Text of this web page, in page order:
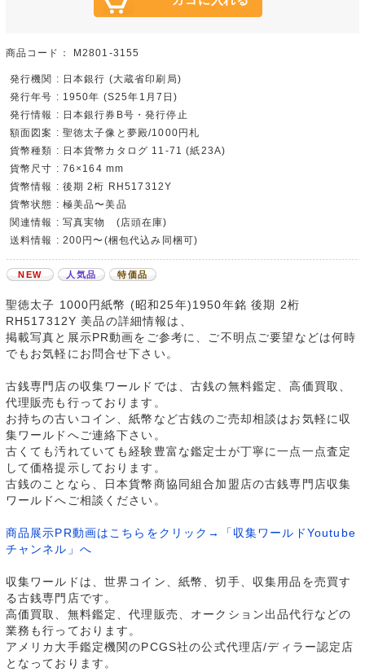
商品コード： M2801-3155
発行機関 : 日本銀行 (大蔵省印刷局)
発行年号 : 1950年 (S25年1月7日)
発行情報 : 日本銀行券B号・発行停止
額面図案 : 聖徳太子像と夢殿/1000円札
貨幣種類 : 日本貨幣カタログ 11-71 (紙23A)
貨幣尺寸 : 76×164 mm
貨幣情報 : 後期 2桁 RH517312Y
貨幣状態 : 極美品〜美品
関連情報 : 写真実物 (店頭在庫)
送料情報 : 200円〜(梱包代込み同梱可)
NEW 人気品 特価品
聖徳太子 1000円紙幣 (昭和25年)1950年銘 後期 2桁
RH517312Y 美品の詳細情報は、
掲載写真と展示PR動画をご参考に、ご不明点ご要望などは何時
でもお気軽にお問合せ下さい。
古銭専門店の収集ワールドでは、古銭の無料鑑定、高価買取、
代理販売も行っております。
お持ちの古いコイン、紙幣など古銭のご売却相談はお気軽に収
集ワールドへご連絡下さい。
古くても汚れていても経験豊富な鑑定士が丁寧に一点一点査定
して価格提示しております。
古銭のことなら、日本貨幣商協同組合加盟店の古銭専門店収集
ワールドへご相談ください。
商品展示PR動画はこちらをクリック→「収集ワールドYoutube
チャンネル」へ
収集ワールドは、世界コイン、紙幣、切手、収集用品を売買す
る古銭専門店です。
高価買取、無料鑑定、代理販売、オークション出品代行などの
業務も行っております。
アメリカ大手鑑定機関のPCGS社の公式代理店/ディラー認定店
となっております。